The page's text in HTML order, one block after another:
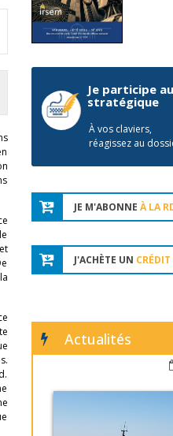
Je participe
stratégique
À vos claviers,
réagissez au
JE M'ABONNE À LA
J'ACHÈTE UN
Actualités